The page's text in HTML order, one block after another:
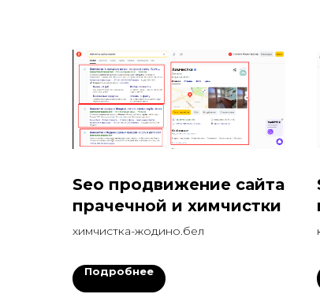
Seo продвижение сайта
прачечной и химчистки
химчистка-жодино.бел
Подробнее